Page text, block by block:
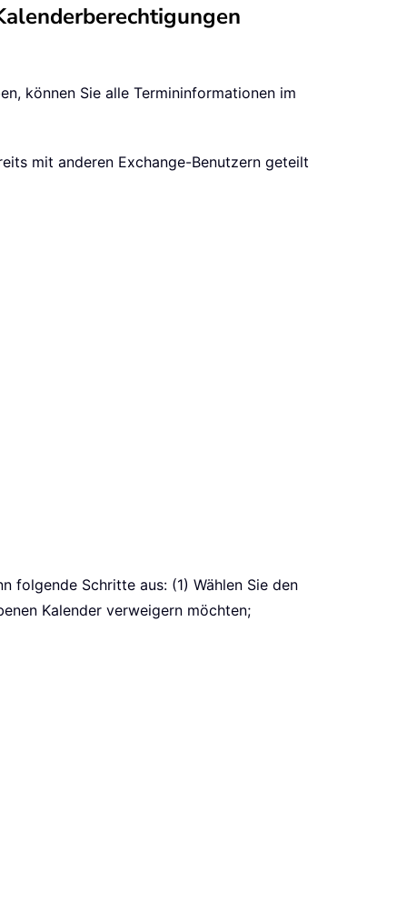
können Sie alle Termininformationen im
mit anderen Exchange-Benutzern geteilt
folgende Schritte aus: (1) Wählen Sie den
Kalender verweigern möchten;